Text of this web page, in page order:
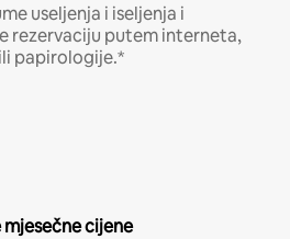
useljenja i iseljenja i
rezervaciju putem interneta,
papirologije.*
cijene